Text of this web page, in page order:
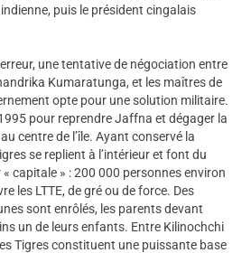
indienne, puis le président cingalais
une tentative de négociation entre
Kumaratunga, et les maîtres de
opte pour une solution militaire.
pour reprendre Jaffna et dégager la
centre de l’île. Ayant conservé la
se replient à l’intérieur et font du
capitale » : 200 000 personnes environ
les LTTE, de gré ou de force. Des
sont enrôlés, les parents devant
un de leurs enfants. Entre Kilinochchi
Tigres constituent une puissante base